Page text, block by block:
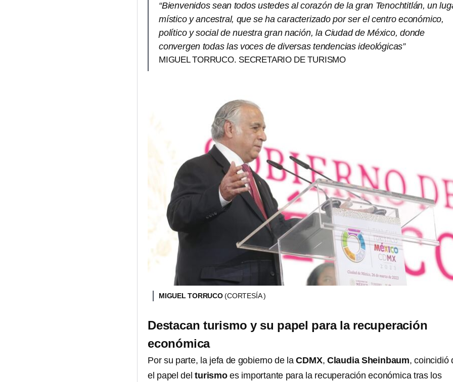
“Bienvenidos sean todos ustedes al corazón de la gran Tenochtitlán, un
místico y ancestral, que se ha caracterizado por ser el centro económico,
político y social de nuestra gran nación, la Ciudad de México, donde
convergen todas las voces de diversas tendencias ideológicas”
MIGUEL TORRUCO. SECRETARIO DE TURISMO
MIGUEL TORRUCO(CORTESÍA )
Destacan turismo y su papel para la recuperación
económica
Por su parte, la jefa de gobierno de laCDMX, Claudia Sheinbaum, coincidió
el papel delturismoes importante para la recuperación económica tras los